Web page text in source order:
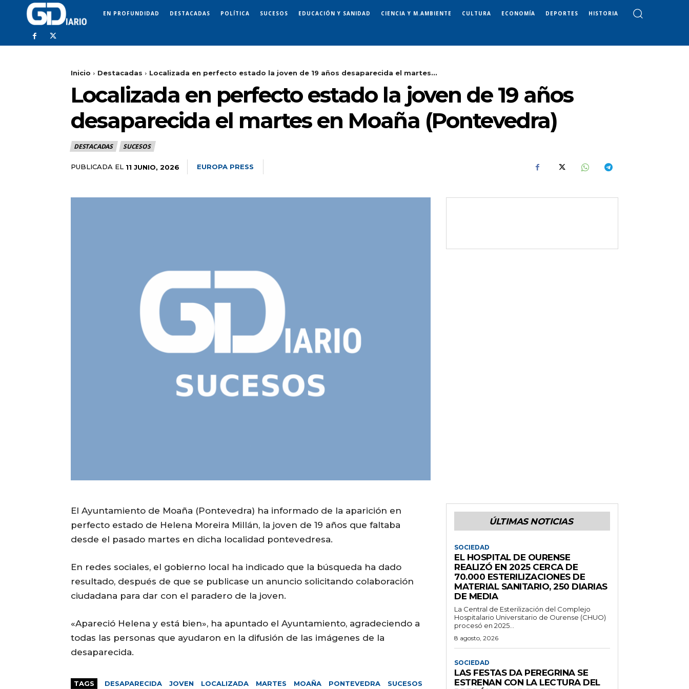
EN PROFUNDIDAD DESTACADAS POLÍTICA SUCESOS EDUCACIÓN Y SANIDAD CIENCIA Y M.AMBIENTE CULTURA ECONOMÍA DEPORTES HISTORIA
Inicio Destacadas Localizada en perfecto estado la joven de 19 años desaparecida el martes...
Localizada en perfecto estado la joven de 19 años
desaparecida el martes en Moaña (Pontevedra)
DESTACADAS SUCESOS
PUBLICADA EL 11 JUNIO, 2026 EUROPA PRESS
El Ayuntamiento de Moaña (Pontevedra) ha informado de la aparición en
perfecto estado de Helena Moreira Millán, la joven de 19 años que faltaba
desde el pasado martes en dicha localidad pontevedresa.
En redes sociales, el gobierno local ha indicado que la búsqueda ha dado
resultado, después de que se publicase un anuncio solicitando colaboración
ciudadana para dar con el paradero de la joven.
«Apareció Helena y está bien», ha apuntado el Ayuntamiento, agradeciendo a
todas las personas que ayudaron en la difusión de las imágenes de la
desaparecida.
TAGS DESAPARECIDA JOVEN LOCALIZADA MARTES MOAÑA PONTEVEDRA SUCESOS
ÚLTIMAS NOTICIAS
SOCIEDAD
EL HOSPITAL DE OURENSE
REALIZÓ EN 2025 CERCA DE
70.000 ESTERILIZACIONES DE
MATERIAL SANITARIO, 250 DIARIAS
DE MEDIA
La Central de Esterilización del Complejo
Hospitalario Universitario de Ourense (CHUO)
procesó en 2025...
8 agosto, 2026
SOCIEDAD
LAS FESTAS DA PEREGRINA SE
ESTRENAN CON LA LECTURA DEL